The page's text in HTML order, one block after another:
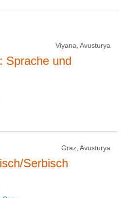
Viyana, Avusturya
Sprache und
Graz, Avusturya
Serbisch